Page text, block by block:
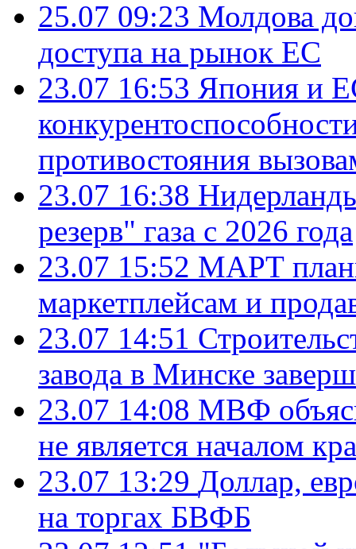
25.07 09:23 Молдова
доступа на рынок ЕС
23.07 16:53 Япония и
противостояния
23.07 16:38
резерв" газа с 2026 года
23.07 15:52 МАРТ
маркетплейсам и
23.07 14:51
завода в Минске
23.07 14:08 МВФ
не является началом
23.07 13:29 Доллар,
на торгах БВФБ